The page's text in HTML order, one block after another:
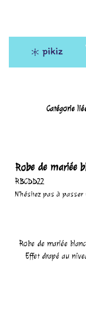
Catégorie
Robe de mariée
RBCDD22
N'hésitez pas à
Robe de mariée
Effet drapé au